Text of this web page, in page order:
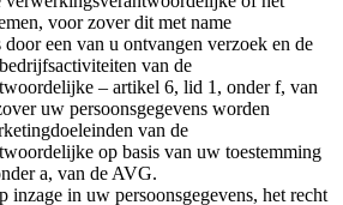
voor zover dit met name
door een van u ontvangen verzoek en de
van de
– artikel 6, lid 1, onder f, van
uw persoonsgegevens worden
van de
op basis van uw toestemming
a, van de AVG.
inzage in uw persoonsgegevens, het recht